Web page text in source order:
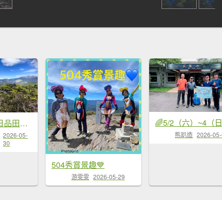
20260524_一日品田池有
2026-05-
30
504秀賞景趣💙
游雯雯 2026-05-29
熊趴造 2026-